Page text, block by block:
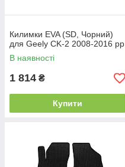
Килимки EVA (SD, Чорний)
для Geely CK-2 2008-2016 рр
В наявності
1 814 ₴
Купити